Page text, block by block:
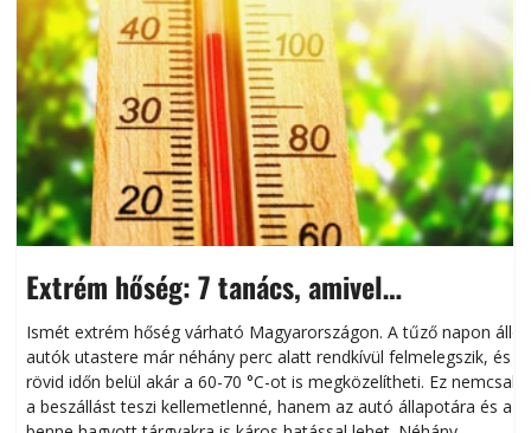
Extrém hőség: 7 tanács, amivel
megóvhatjuk autónkat a nyári károktól
Ismét extrém hőség várható Magyarországon. A tűző napon álló
autók utastere már néhány perc alatt rendkívül felmelegszik, és
rövid időn belül akár a 60-70 °C-ot is megközelítheti. Ez nemcsak
a beszállást teszi kellemetlenné, hanem az autó állapotára és a